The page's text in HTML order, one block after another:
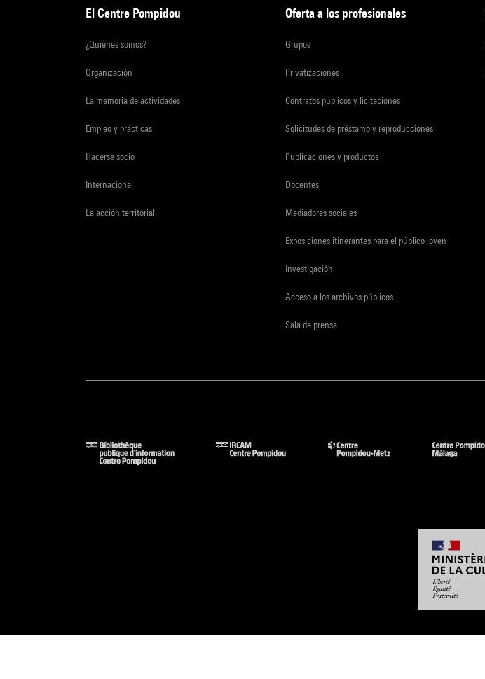
El Centre Pompidou
¿Quiénes somos?
Organización
La memoria de actividades
Empleo y prácticas
Hacerse socio
Internacional
La acción territorial
Oferta a los profesionales
Grupos
Privatizaciones
Contratos públicos y licitaciones
Solicitudes de préstamo y reproducciones
Publicaciones y productos
Docentes
Mediadores sociales
Exposiciones itinerantes para el público joven
Investigación
Acceso a los archivos públicos
Sala de prensa